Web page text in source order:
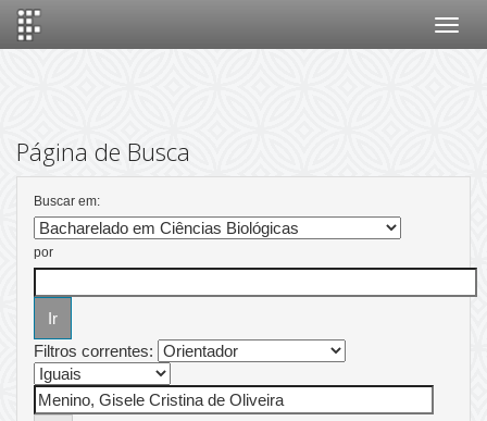
Página de Busca
Buscar em:
por
Filtros correntes: